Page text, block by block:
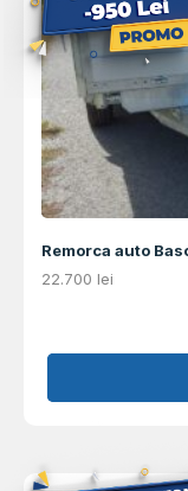
Remorca auto
22.700 lei